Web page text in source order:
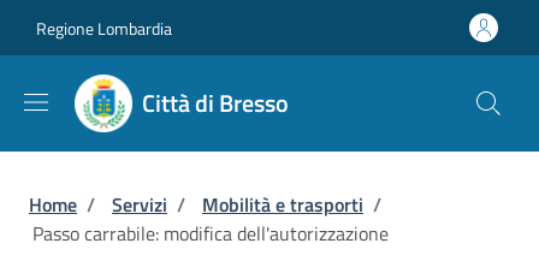
Regione Lombardia
Città di Bresso
Briciole di pane
Home / Servizi / Mobilità e trasporti /
Passo carrabile: modifica dell'autorizzazione